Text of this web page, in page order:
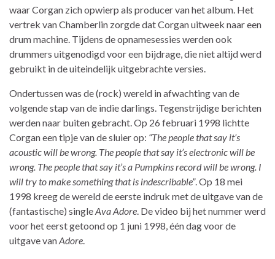
waar Corgan zich opwierp als producer van het album. Het
vertrek van Chamberlin zorgde dat Corgan uitweek naar een
drum machine. Tijdens de opnamesessies werden ook
drummers uitgenodigd voor een bijdrage, die niet altijd werd
gebruikt in de uiteindelijk uitgebrachte versies.
Ondertussen was de (rock) wereld in afwachting van de
volgende stap van de indie darlings. Tegenstrijdige berichten
werden naar buiten gebracht. Op 26 februari 1998 lichtte
Corgan een tipje van de sluier op: “The people that say it’s
acoustic will be wrong. The people that say it’s electronic will be
wrong. The people that say it’s a Pumpkins record will be wrong. I
will try to make something that is indescribable”. Op 18 mei
1998 kreeg de wereld de eerste indruk met de uitgave van de
(fantastische) singleAva Adore. De video bij het nummer werd
voor het eerst getoond op 1 juni 1998, één dag voor de
uitgave vanAdore.